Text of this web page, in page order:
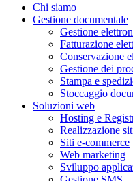
Chi siamo
Gestione documentale
Gestione
Fatturazione
Conservazione
Gestione dei
Stampa e
Stoccaggio
Soluzioni web
Hosting e
Realizzazione
Siti e-commerce
Web marketing
Sviluppo